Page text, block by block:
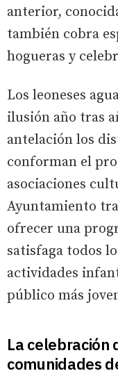
anterior,
también cobra
hogueras y
Los leoneses
ilusión año tras
antelación los
conforman el
asociaciones
Ayuntamiento
ofrecer una
satisfaga todos
actividades
público más
La celebración
comunidades